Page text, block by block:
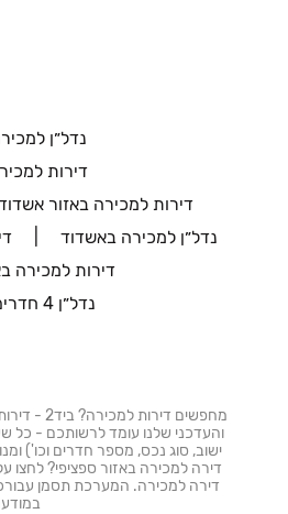
נדל״ן
דירות
דירות למכירה באזור
נדל״ן למכירה באשדוד
דירות למכירה
נדל״ן 4 חדרים למכירה באזור אשדוד, אשקלון והסביבה
מחפשים
והעדכני שלנו עומד לרשותכם - כל
ישוב, סוג נכס, מספר חדרים וכו')
דירה למכירה באזור ספציפי? לחצו
דירה למכירה. המערכת תסמן